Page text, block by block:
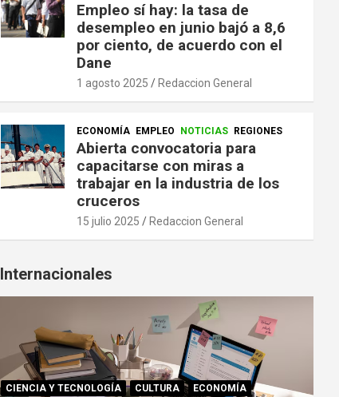
Empleo sí hay: la tasa de
desempleo en junio bajó a 8,6
por ciento, de acuerdo con el
Dane
1 agosto 2025 Redaccion General
ECONOMÍA EMPLEO NOTICIAS REGIONES
Abierta convocatoria para
capacitarse con miras a
trabajar en la industria de los
cruceros
15 julio 2025 Redaccion General
Internacionales
CIENCIA Y TECNOLOGÍA CULTURA
ECONOMÍA